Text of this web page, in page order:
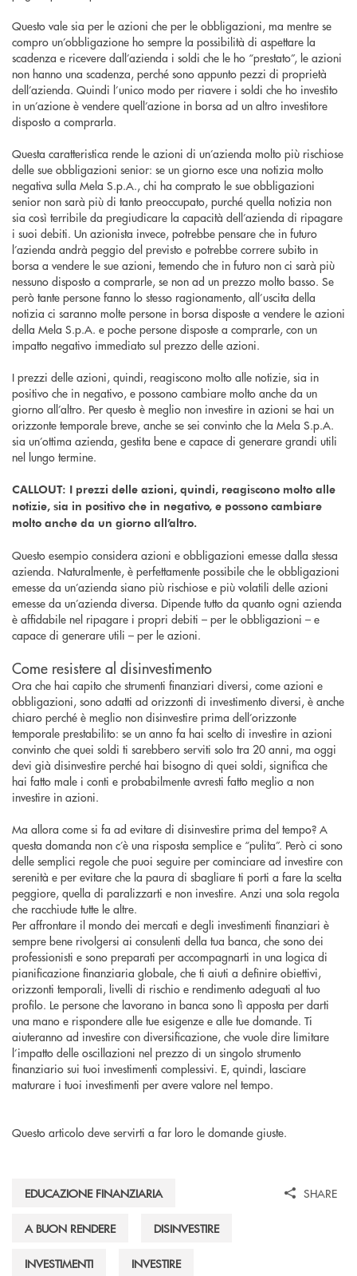
Questo vale sia per le azioni che per le obbligazioni, ma mentre se
compro un’obbligazione ho sempre la possibilità di aspettare la
scadenza e ricevere dall’azienda i soldi che le ho “prestato”, le azioni
non hanno una scadenza, perché sono appunto pezzi di proprietà
dell’azienda. Quindi l’unico modo per riavere i soldi che ho investito
in un’azione è vendere quell’azione in borsa ad un altro investitore
disposto a comprarla.
Questa caratteristica rende le azioni di un’azienda molto più rischiose
delle sue obbligazioni senior: se un giorno esce una notizia molto
negativa sulla Mela S.p.A., chi ha comprato le sue obbligazioni
senior non sarà più di tanto preoccupato, purché quella notizia non
sia così terribile da pregiudicare la capacità dell’azienda di ripagare
i suoi debiti. Un azionista invece, potrebbe pensare che in futuro
l’azienda andrà peggio del previsto e potrebbe correre subito in
borsa a vendere le sue azioni, temendo che in futuro non ci sarà più
nessuno disposto a comprarle, se non ad un prezzo molto basso. Se
però tante persone fanno lo stesso ragionamento, all’uscita della
notizia ci saranno molte persone in borsa disposte a vendere le azioni
della Mela S.p.A. e poche persone disposte a comprarle, con un
impatto negativo immediato sul prezzo delle azioni.
I prezzi delle azioni, quindi, reagiscono molto alle notizie, sia in
positivo che in negativo, e possono cambiare molto anche da un
giorno all’altro. Per questo è meglio non investire in azioni se hai un
orizzonte temporale breve, anche se sei convinto che la Mela S.p.A.
sia un’ottima azienda, gestita bene e capace di generare grandi utili
nel lungo termine.
CALLOUT: I prezzi delle azioni, quindi, reagiscono molto alle
notizie, sia in positivo che in negativo, e possono cambiare
molto anche da un giorno all’altro.
Questo esempio considera azioni e obbligazioni emesse dalla stessa
azienda. Naturalmente, è perfettamente possibile che le obbligazioni
emesse da un’azienda siano più rischiose e più volatili delle azioni
emesse da un’azienda diversa. Dipende tutto da quanto ogni azienda
è affidabile nel ripagare i propri debiti – per le obbligazioni – e
capace di generare utili – per le azioni.
Come resistere al disinvestimento
Ora che hai capito che strumenti finanziari diversi, come azioni e
obbligazioni, sono adatti ad orizzonti di investimento diversi, è anche
chiaro perché è meglio non disinvestire prima dell’orizzonte
temporale prestabilito: se un anno fa hai scelto di investire in azioni
convinto che quei soldi ti sarebbero serviti solo tra 20 anni, ma oggi
devi già disinvestire perché hai bisogno di quei soldi, significa che
hai fatto male i conti e probabilmente avresti fatto meglio a non
investire in azioni.
Ma allora come si fa ad evitare di disinvestire prima del tempo? A
questa domanda non c’è una risposta semplice e “pulita”. Però ci sono
delle semplici regole che puoi seguire per cominciare ad investire con
serenità e per evitare che la paura di sbagliare ti porti a fare la scelta
peggiore, quella di paralizzarti e non investire. Anzi una sola regola
che racchiude tutte le altre.
Per affrontare il mondo dei mercati e degli investimenti finanziari è
sempre bene rivolgersi ai consulenti della tua banca, che sono dei
professionisti e sono preparati per accompagnarti in una logica di
pianificazione finanziaria globale, che ti aiuti a definire obiettivi,
orizzonti temporali, livelli di rischio e rendimento adeguati al tuo
profilo. Le persone che lavorano in banca sono lì apposta per darti
una mano e rispondere alle tue esigenze e alle tue domande. Ti
aiuteranno ad investire con diversificazione, che vuole dire limitare
l’impatto delle oscillazioni nel prezzo di un singolo strumento
finanziario sui tuoi investimenti complessivi. E, quindi, lasciare
maturare i tuoi investimenti per avere valore nel tempo.
Questo articolo deve servirti a far loro le domande giuste.
EDUCAZIONE FINANZIARIA
A BUON RENDERE DISINVESTIRE
INVESTIMENTI INVESTIRE
SHARE